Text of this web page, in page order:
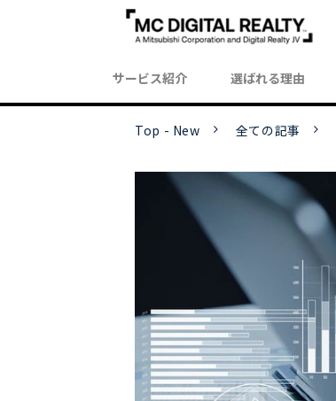
サービス紹介 選ばれる理由
Top - New 全ての記事